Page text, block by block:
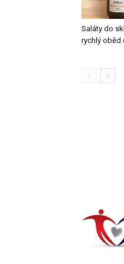
Saláty do
rychlý oběd